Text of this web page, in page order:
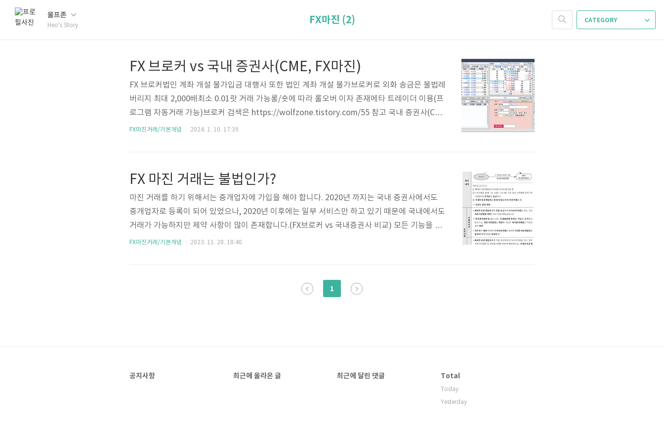
울프존
Heo's Story
CATEGORY
FX마진 (2)
FX 브로커 vs 국내 증권사(CME, FX마진)
FX 브로커법인 계좌 개설 불가입금 대행사 또한 법인 계좌 개설 불가브로커로 외화 송금은 불법레
버리지 최대 2,000배최소 0.01랏 거래 가능롱/숏에 따라 롤오버 이자 존재메타 트레이더 이용(프
로그램 자동거래 가능)브로커 검색은 https://wolfzone.tistory.com/55 참고 국내 증권사(CM
E)해외선물(CME)로 제공선물 거래량 적음선물이기 때문에 계약 분할이 불가함미니/마이크로도
유HTS..
FX마진거래/기본개념 2024. 1. 10. 17:39
FX 마진 거래는 불법인가?
마진 거래를 하기 위해서는 중개업자에 가입을 해야 합니다. 2020년 까지는 국내 증권사에서도
중개업자로 등록이 되어 있었으나, 2020년 이후에는 일부 서비스만 하고 있기 때문에 국내에서도
거래가 가능하지만 제약 사항이 많이 존재합니다.(FX브로커 vs 국내증권사 비교) 모든 기능을 사
용하려면 해외 중개업자에 가입을 해서 거래를 해야 하는데 아래와 같이 증권사나 은행을 통하지
있지만 중개업자들이 법 해석을 유리하게 해석한 경우라고 생각 하십시오.
FX마진거래/기본개념 2023. 11. 28. 18:40
1
공지사항 최근에 올라온 글 최근에 달린 댓글 Total
Today
Yesterday